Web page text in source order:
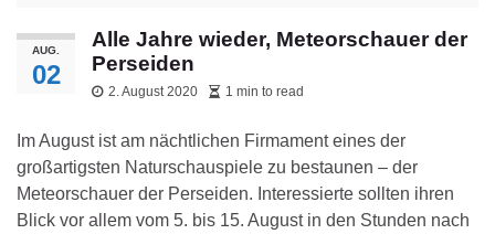
AUG.
02
Alle Jahre wieder, Meteorschauer der
Perseiden
2. August 2020 1 min to read
Im August ist am nächtlichen Firmament eines der
großartigsten Naturschauspiele zu bestaunen – der
Meteorschauer der Perseiden. Interessierte sollten ihren
Blick vor allem vom 5. bis 15. August in den Stunden nach